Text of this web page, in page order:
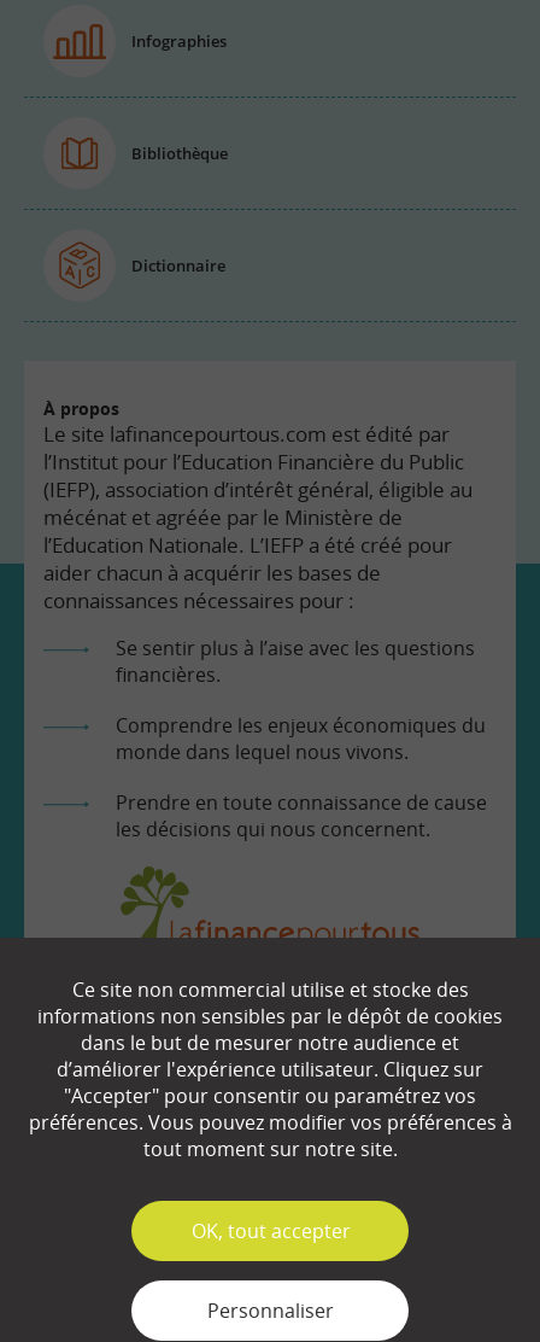
Infographies
Bibliothèque
Dictionnaire
À propos
Le site lafinancepourtous.com est édité par
l’Institut pour l’Education Financière du Public
(IEFP), association d’intérêt général, éligible au
mécénat et agréée par le Ministère de
l’Education Nationale. L’IEFP a été créé pour
aider chacun à acquérir les bases de
connaissances nécessaires pour :
Se sentir plus à l’aise avec les questions
financières.
Comprendre les enjeux économiques du
monde dans lequel nous vivons.
Prendre en toute connaissance de cause
les décisions qui nous concernent.
EN SAVOIR
Qui sommes-nous ?
Partenaires
Plan du site
Ce site non commercial utilise et stocke des
informations non sensibles par le dépôt de cookies
dans le but de mesurer notre audience et
d’améliorer l'expérience utilisateur. Cliquez sur
"Accepter" pour consentir ou paramétrez vos
préférences. Vous pouvez modifier vos préférences à
tout moment sur notre site.
✓
OK, tout accepter
Personnaliser